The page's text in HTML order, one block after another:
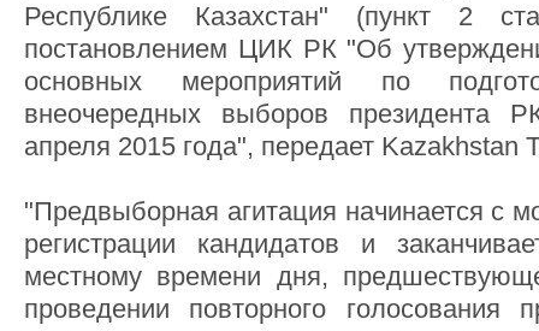
Республике Казахстан" (пункт 2
постановлением ЦИК РК "Об
основных мероприятий по
внеочередных выборов президента
апреля 2015 года", передает Kazakhstan
"Предвыборная агитация начинается с
регистрации кандидатов и
местному времени дня,
проведении повторного голосования